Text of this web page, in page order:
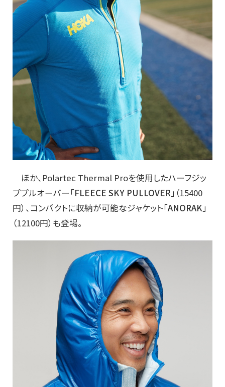
ほか、Polartec Thermal Proを使用したハーフジッ
ププルオーバー「FLEECE SKY PULLOVER」（15400
円）、コンパクトに収納が可能なジャケット「ANORAK」
（12100円）も登場。